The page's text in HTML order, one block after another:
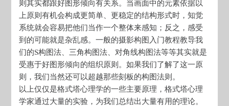
则其实都跟好图形倾向有关系。当画面中的元素依据以
上原则有机会构成更简单、更稳定的结构形式时，知觉
系统就会容易把他们当作一个整体来感知；反之，感受
到的可能就是杂乱感。一般的摄影构图入门教程教导我
们的S构图法、三角构图法、对角线构图法等等其实就是
受惠于好图形倾向的组织原则。如果我们了解了这一原
则，我们当然还可以超越那些刻板的构图法则。
以上仅仅是格式塔心理学的一些主要原理，格式塔心理
学家通过大量的实验，为我们总结出大量有用的理论。